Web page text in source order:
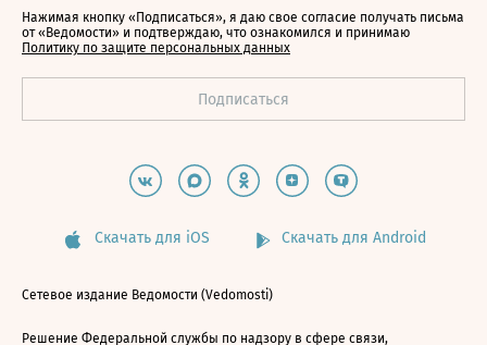
Нажимая кнопку «Подписаться», я даю свое согласие получать письма
от «Ведомости» и подтверждаю, что ознакомился и принимаю
Политику по защите персональных данных
Скачать для iOS Скачать для Android
Сетевое издание Ведомости (Vedomosti)
Решение Федеральной службы по надзору в сфере связи,